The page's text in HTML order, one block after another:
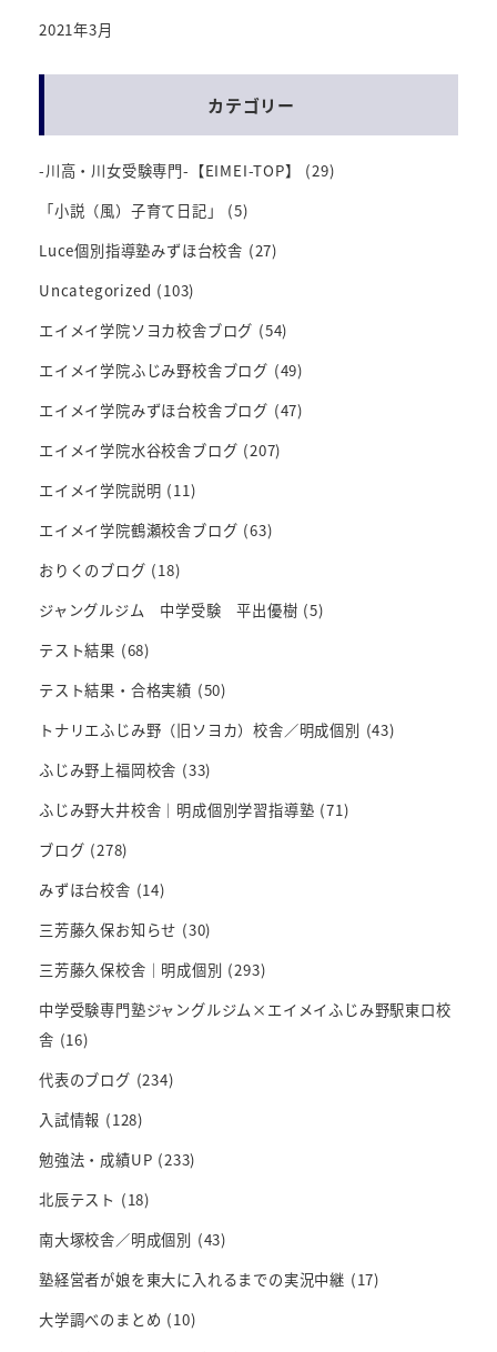
2021年3月
カテゴリー
-川高・川女受験専門-【EIMEI-TOP】
(29)
「小説（風）子育て日記」
(5)
Luce個別指導塾みずほ台校舎 (27)
Uncategorized (103)
エイメイ学院ソヨカ校舎ブログ (54)
エイメイ学院ふじみ野校舎ブログ (49)
エイメイ学院みずほ台校舎ブログ (47)
エイメイ学院水谷校舎ブログ (207)
エイメイ学院説明 (11)
エイメイ学院鶴瀬校舎ブログ (63)
おりくのブログ (18)
ジャングルジム 中学受験 平出優樹 (5)
テスト結果 (68)
テスト結果・合格実績 (50)
トナリエふじみ野（旧ソヨカ）校舎／明成個別 (43)
ふじみ野上福岡校舎 (33)
ふじみ野大井校舎｜明成個別学習指導塾 (71)
ブログ (278)
みずほ台校舎 (14)
三芳藤久保お知らせ (30)
三芳藤久保校舎｜明成個別 (293)
中学受験専門塾ジャングルジム×エイメイふじみ野駅東口校
舎 (16)
代表のブログ (234)
入試情報 (128)
勉強法・成績UP (233)
北辰テスト (18)
南大塚校舎／明成個別 (43)
塾経営者が娘を東大に入れるまでの実況中継 (17)
大学調べのまとめ (10)